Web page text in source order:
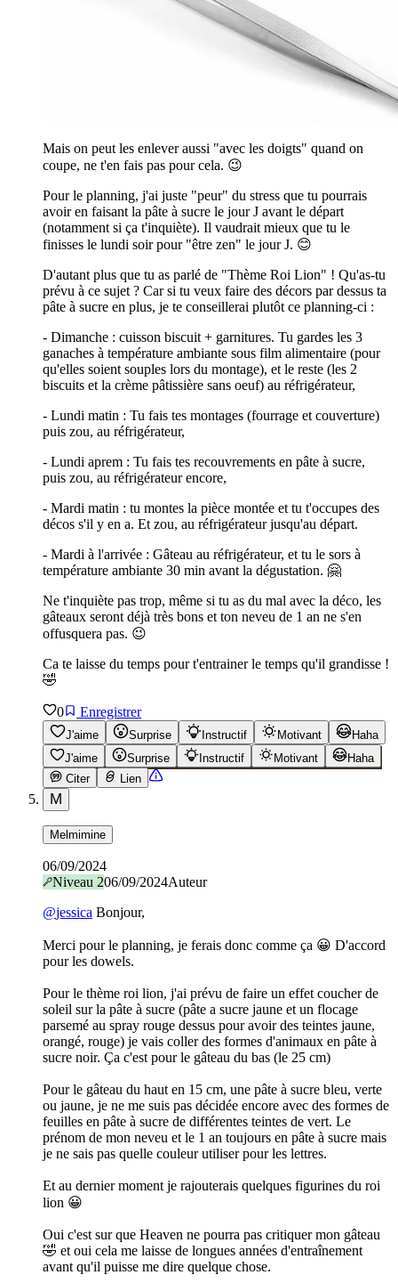
Mais on peut les enlever aussi "avec les doigts" quand on
coupe, ne t'en fais pas pour cela. 😉
Pour le planning, j'ai juste "peur" du stress que tu pourrais
avoir en faisant la pâte à sucre le jour J avant le départ
(notamment si ça t'inquiète). Il vaudrait mieux que tu le
finisses le lundi soir pour "être zen" le jour J. 😊
D'autant plus que tu as parlé de "Thème Roi Lion" ! Qu'as-tu
prévu à ce sujet ? Car si tu veux faire des décors par dessus ta
pâte à sucre en plus, je te conseillerai plutôt ce planning-ci :
- Dimanche : cuisson biscuit + garnitures. Tu gardes les 3
ganaches à température ambiante sous film alimentaire (pour
qu'elles soient souples lors du montage), et le reste (les 2
biscuits et la crème pâtissière sans oeuf) au réfrigérateur,
- Lundi matin : Tu fais tes montages (fourrage et couverture)
puis zou, au réfrigérateur,
- Lundi aprem : Tu fais tes recouvrements en pâte à sucre,
puis zou, au réfrigérateur encore,
- Mardi matin : tu montes la pièce montée et tu t'occupes des
décos s'il y en a. Et zou, au réfrigérateur jusqu'au départ.
- Mardi à l'arrivée : Gâteau au réfrigérateur, et tu le sors à
température ambiante 30 min avant la dégustation. 🤗
Ne t'inquiète pas trop, même si tu as du mal avec la déco, les
gâteaux seront déjà très bons et ton neveu de 1 an ne s'en
offusquera pas. 😉
Ca te laisse du temps pour t'entrainer le temps qu'il grandisse !
🤣
0 Enregistrer
J'aime Surprise Instructif Motivant
Haha
J'aime
Surprise Instructif Motivant
Haha
Citer
Lien
M
Melmimine
06/09/2024
Niveau 206/09/2024Auteur
@jessica Bonjour,
Merci pour le planning, je ferais donc comme ça 😀 D'accord
pour les dowels.
Pour le thème roi lion, j'ai prévu de faire un effet coucher de
soleil sur la pâte à sucre (pâte a sucre jaune et un flocage
parsemé au spray rouge dessus pour avoir des teintes jaune,
orangé, rouge) je vais coller des formes d'animaux en pâte à
sucre noir. Ça c'est pour le gâteau du bas (le 25 cm)
Pour le gâteau du haut en 15 cm, une pâte à sucre bleu, verte
ou jaune, je ne me suis pas décidée encore avec des formes de
feuilles en pâte à sucre de différentes teintes de vert. Le
prénom de mon neveu et le 1 an toujours en pâte à sucre mais
je ne sais pas quelle couleur utiliser pour les lettres.
Et au dernier moment je rajouterais quelques figurines du roi
lion 😀
Oui c'est sur que Heaven ne pourra pas critiquer mon gâteau
🤣 et oui cela me laisse de longues années d'entraînement
avant qu'il puisse me dire quelque chose.